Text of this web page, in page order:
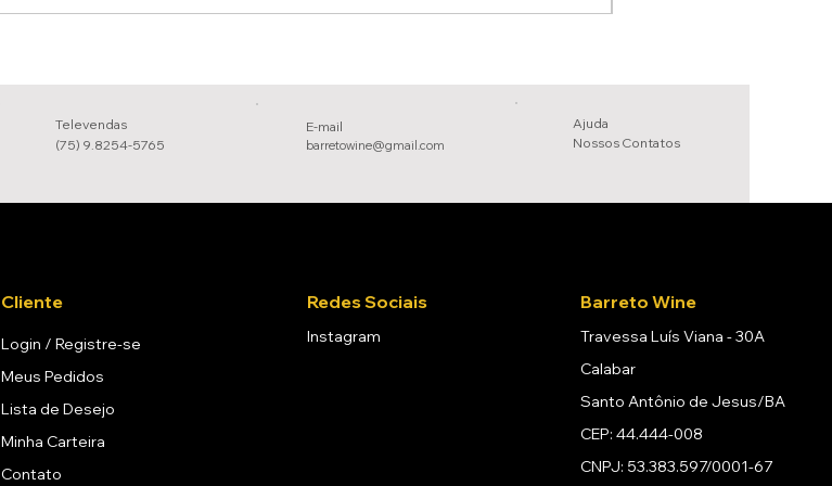
Televendas
(75) 9.8254-5765
E-mail
barretowine@gmail.com
Ajuda
Nossos Contatos
Cliente
Login / Registre-se
Meus Pedidos
Lista de Desejo
Minha Carteira
Contato
Redes Sociais
Instagram
Barreto Wine
Travessa Luís Viana - 30A
Calabar
Santo Antônio de Jesus/BA
CEP: 44.444-008
CNPJ: 53.383.597/0001-67